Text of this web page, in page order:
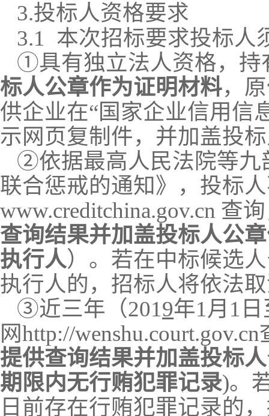
3.投标人资格要求
3.1
本次招标要求投标人
①具有独立法人资格，持
标人公章作为证明材料，
供企业在“国家企业信用信
示网页复制件，并加盖投
②依据最高人民法院等九
联合惩戒的通知》，投标
www.creditchina.gov.cn 查
查询结果并加盖投标人公
执行人）。若在中标候选
执行人的，招标人将依法
③近三年（2019年1月 1
网http://wenshu.court.gov.cn
提供查询结果并加盖投标
期限内无行贿犯罪记录)。
日前存在行贿犯罪记录的